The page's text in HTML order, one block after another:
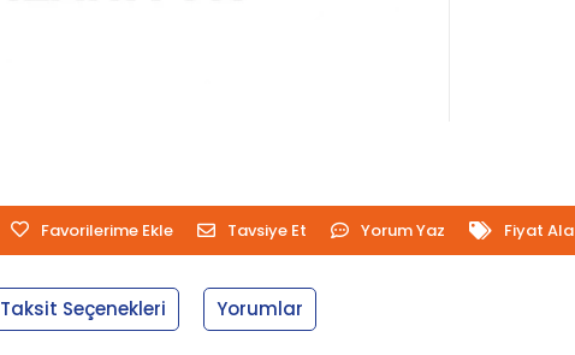
Favorilerime Ekle Tavsiye Et Yorum Yaz Fiyat
Taksit Seçenekleri Yorumlar